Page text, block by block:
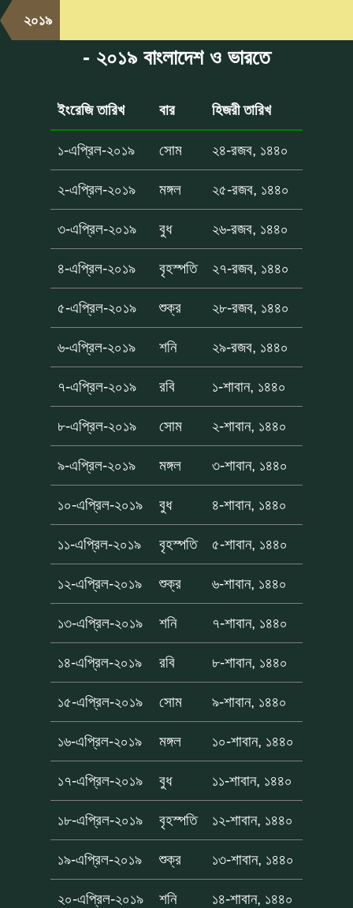
২০১৯
- ২০১৯ বাংলাদেশ ও ভারতে
ইংরেজি তারিখ বার হিজরী তারিখ
১-এপ্রিল-২০১৯ সোম ২৪-রজব, ১৪৪০
২-এপ্রিল-২০১৯ মঙ্গল ২৫-রজব, ১৪৪০
৩-এপ্রিল-২০১৯ বুধ ২৬-রজব, ১৪৪০
৪-এপ্রিল-২০১৯ বৃহস্পতি ২৭-রজব, ১৪৪০
৫-এপ্রিল-২০১৯ শুক্র ২৮-রজব, ১৪৪০
৬-এপ্রিল-২০১৯ শনি ২৯-রজব, ১৪৪০
৭-এপ্রিল-২০১৯ রবি ১-শাবান, ১৪৪০
৮-এপ্রিল-২০১৯ সোম ২-শাবান, ১৪৪০
৯-এপ্রিল-২০১৯ মঙ্গল ৩-শাবান, ১৪৪০
১০-এপ্রিল-২০১৯ বুধ ৪-শাবান, ১৪৪০
১১-এপ্রিল-২০১৯ বৃহস্পতি ৫-শাবান, ১৪৪০
১২-এপ্রিল-২০১৯ শুক্র ৬-শাবান, ১৪৪০
১৩-এপ্রিল-২০১৯ শনি ৭-শাবান, ১৪৪০
১৪-এপ্রিল-২০১৯ রবি ৮-শাবান, ১৪৪০
১৫-এপ্রিল-২০১৯ সোম ৯-শাবান, ১৪৪০
১৬-এপ্রিল-২০১৯ মঙ্গল ১০-শাবান, ১৪৪০
১৭-এপ্রিল-২০১৯ বুধ ১১-শাবান, ১৪৪০
১৮-এপ্রিল-২০১৯ বৃহস্পতি ১২-শাবান, ১৪৪০
১৯-এপ্রিল-২০১৯ শুক্র ১৩-শাবান, ১৪৪০
২০-এপ্রিল-২০১৯ শনি ১৪-শাবান, ১৪৪০